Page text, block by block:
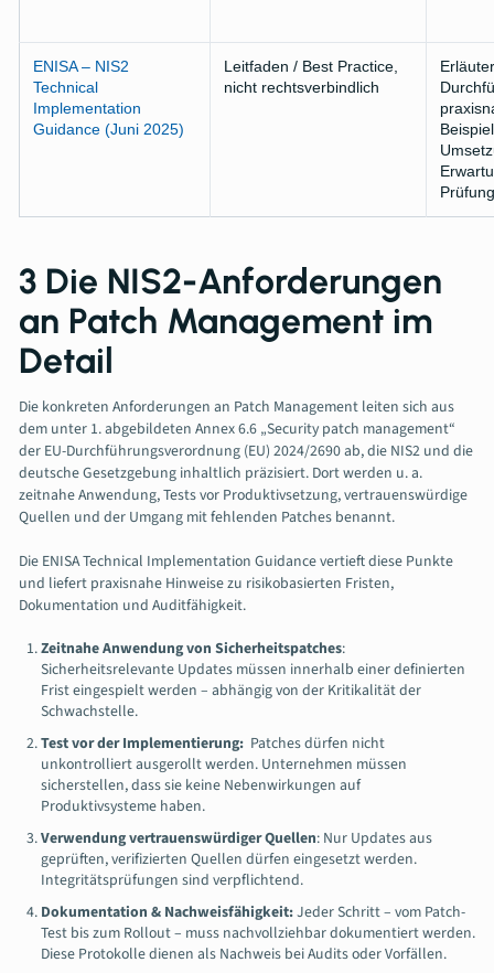
ENISA – NIS2
Technical
Implementation
Guidance (Juni 2025)
Leitfaden / Best Practice,
nicht rechtsverbindlich
3 Die NIS2-Anforderungen
an Patch Management im
Detail
Die konkreten Anforderungen an Patch Management leiten sich aus
dem unter 1. abgebildeten Annex 6.6 „Security patch management“
der EU-Durchführungsverordnung (EU) 2024/2690 ab, die NIS2 und die
deutsche Gesetzgebung inhaltlich präzisiert. Dort werden u. a.
zeitnahe Anwendung, Tests vor Produktivsetzung, vertrauenswürdige
Quellen und der Umgang mit fehlenden Patches benannt.
Die ENISA Technical Implementation Guidance vertieft diese Punkte
und liefert praxisnahe Hinweise zu risikobasierten Fristen,
Dokumentation und Auditfähigkeit.
Zeitnahe Anwendung von Sicherheitspatches:
Sicherheitsrelevante Updates müssen innerhalb einer definierten
Frist eingespielt werden – abhängig von der Kritikalität der
Schwachstelle.
Test vor der Implementierung: Patches dürfen nicht
unkontrolliert ausgerollt werden. Unternehmen müssen
sicherstellen, dass sie keine Nebenwirkungen auf
Produktivsysteme haben.
Verwendung vertrauenswürdiger Quellen: Nur Updates aus
geprüften, verifizierten Quellen dürfen eingesetzt werden.
Integritätsprüfungen sind verpflichtend.
Dokumentation & Nachweisfähigkeit:Jeder Schritt – vom Patch-
Test bis zum Rollout – muss nachvollziehbar dokumentiert werden.
Diese Protokolle dienen als Nachweis bei Audits oder Vorfällen.